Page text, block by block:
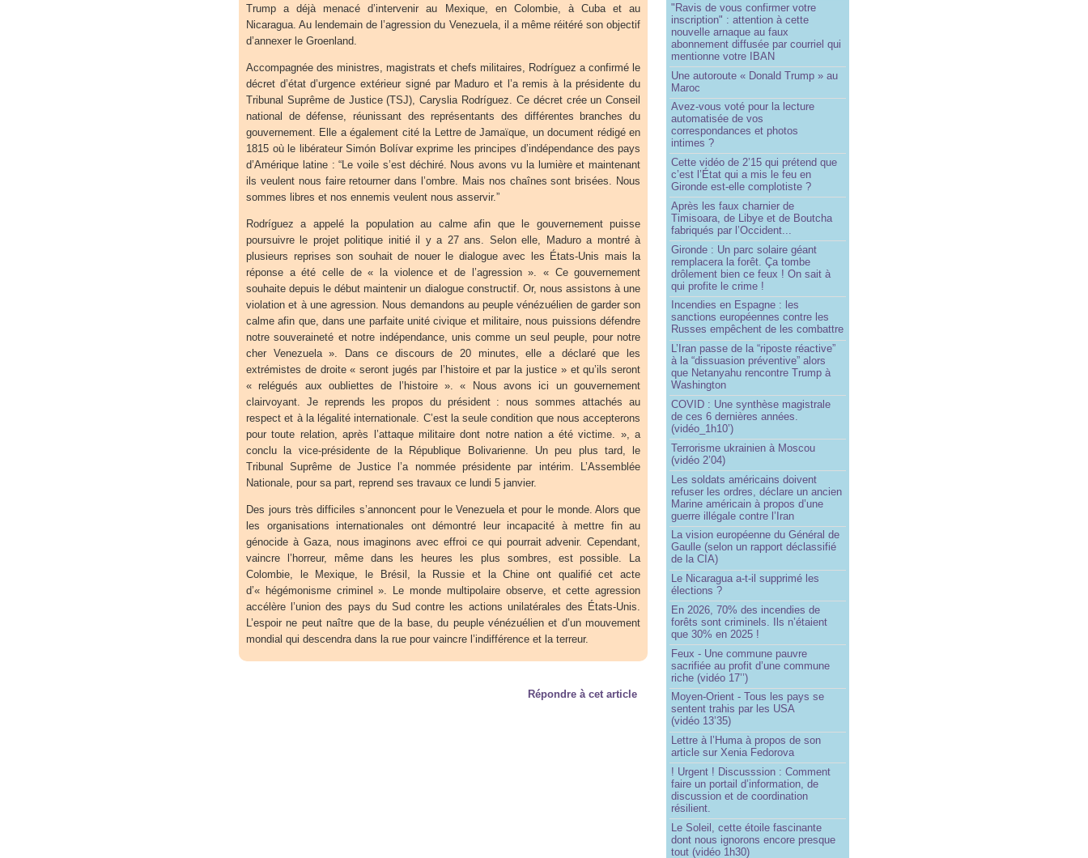
Trump a déjà menacé d’intervenir au Mexique, en Colombie, à Cuba et au
Nicaragua. Au lendemain de l’agression du Venezuela, il a même réitéré son objectif
d’annexer le Groenland.
Accompagnée des ministres, magistrats et chefs militaires, Rodríguez a confirmé le
décret d’état d’urgence extérieur signé par Maduro et l’a remis à la présidente du
Tribunal Suprême de Justice (TSJ), Caryslia Rodríguez. Ce décret crée un Conseil
national de défense, réunissant des représentants des différentes branches du
gouvernement. Elle a également cité la Lettre de Jamaïque, un document rédigé en
1815 où le libérateur Simón Bolívar exprime les principes d’indépendance des pays
d’Amérique latine : “Le voile s’est déchiré. Nous avons vu la lumière et maintenant
ils veulent nous faire retourner dans l’ombre. Mais nos chaînes sont brisées. Nous
sommes libres et nos ennemis veulent nous asservir.”
Rodríguez a appelé la population au calme afin que le gouvernement puisse
poursuivre le projet politique initié il y a 27 ans. Selon elle, Maduro a montré à
plusieurs reprises son souhait de nouer le dialogue avec les États-Unis mais la
réponse a été celle de « la violence et de l’agression ». « Ce gouvernement
souhaite depuis le début maintenir un dialogue constructif. Or, nous assistons à une
violation et à une agression. Nous demandons au peuple vénézuélien de garder son
calme afin que, dans une parfaite unité civique et militaire, nous puissions défendre
notre souveraineté et notre indépendance, unis comme un seul peuple, pour notre
cher Venezuela ». Dans ce discours de 20 minutes, elle a déclaré que les
extrémistes de droite « seront jugés par l’histoire et par la justice » et qu’ils seront
« relégués aux oubliettes de l’histoire ». « Nous avons ici un gouvernement
clairvoyant. Je reprends les propos du président : nous sommes attachés au
respect et à la légalité internationale. C’est la seule condition que nous accepterons
pour toute relation, après l’attaque militaire dont notre nation a été victime. », a
conclu la vice-présidente de la République Bolivarienne. Un peu plus tard, le
Tribunal Suprême de Justice l’a nommée présidente par intérim. L’Assemblée
Nationale, pour sa part, reprend ses travaux ce lundi 5 janvier.
Des jours très difficiles s’annoncent pour le Venezuela et pour le monde. Alors que
les organisations internationales ont démontré leur incapacité à mettre fin au
génocide à Gaza, nous imaginons avec effroi ce qui pourrait advenir. Cependant,
vaincre l’horreur, même dans les heures les plus sombres, est possible. La
Colombie, le Mexique, le Brésil, la Russie et la Chine ont qualifié cet acte
d’« hégémonisme criminel ». Le monde multipolaire observe, et cette agression
accélère l’union des pays du Sud contre les actions unilatérales des États-Unis.
L’espoir ne peut naître que de la base, du peuple vénézuélien et d’un mouvement
mondial qui descendra dans la rue pour vaincre l’indifférence et la terreur.
Répondre à cet article
"Ravis de vous confirmer votre
inscription" : attention à cette
nouvelle arnaque au faux
abonnement diffusée par courriel qui
mentionne votre IBAN
Une autoroute « Donald Trump » au
Maroc
Avez-vous voté pour la lecture
automatisée de vos
correspondances et photos
intimes ?
Cette vidéo de 2’15 qui prétend que
c’est l’État qui a mis le feu en
Gironde est-elle complotiste ?
Après les faux charnier de
Timisoara, de Libye et de Boutcha
fabriqués par l’Occident...
Gironde : Un parc solaire géant
remplacera la forêt. Ça tombe
drôlement bien ce feux ! On sait à
qui profite le crime !
Incendies en Espagne : les
sanctions européennes contre les
Russes empêchent de les combattre
L’Iran passe de la “riposte réactive”
à la “dissuasion préventive” alors
que Netanyahu rencontre Trump à
Washington
COVID : Une synthèse magistrale
de ces 6 dernières années.
(vidéo_1h10’)
Terrorisme ukrainien à Moscou
(vidéo 2’04)
Les soldats américains doivent
refuser les ordres, déclare un ancien
Marine américain à propos d’une
guerre illégale contre l’Iran
La vision européenne du Général de
Gaulle (selon un rapport déclassifié
de la CIA)
Le Nicaragua a-t-il supprimé les
élections ?
En 2026, 70% des incendies de
forêts sont criminels. Ils n’étaient
que 30% en 2025 !
Feux - Une commune pauvre
sacrifiée au profit d’une commune
riche (vidéo 17’’)
Moyen-Orient - Tous les pays se
sentent trahis par les USA
(vidéo 13’35)
Lettre à l’Huma à propos de son
article sur Xenia Fedorova
! Urgent ! Discusssion : Comment
faire un portail d’information, de
discussion et de coordination
résilient.
Le Soleil, cette étoile fascinante
dont nous ignorons encore presque
tout (vidéo 1h30)